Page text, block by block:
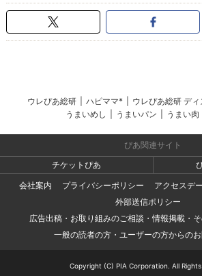
ウレぴあ総研 ハピママ* ウレぴあ総研 デ
うまいめし
うまいパン うまい肉
ぴあ関連サイト
チケットぴあ
会社案内
プライバシーポリシー
アクセスデ
外部送信ポリシー
広告出稿・お取り組みのご相談・情報掲載・
一般の読者の方・ユーザーの方からの
Copyright (C) PIA Corporation. All Rights